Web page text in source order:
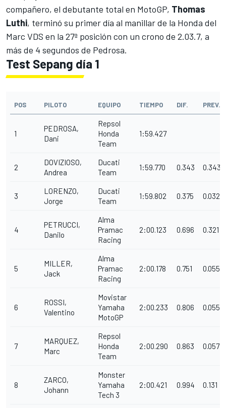
compañero, el debutante total en MotoGP, Thomas
Luthi, terminó su primer día al manillar de la Honda del
Marc VDS en la 27ª posición con un crono de 2.03.7, a
más de 4 segundos de Pedrosa.
Test Sepang día 1
POS PILOTO EQUIPO TIEMPO DIF. PREV.
1
PEDROSA,
Dani
Repsol
Honda
Team
1:59.427
2
DOVIZIOSO,
Andrea
Ducati
Team
1:59.770 0.343 0.343
3
LORENZO,
Jorge
Ducati
Team
1:59.802 0.375 0.032
4
PETRUCCI,
Danilo
Alma
Pramac
Racing
2:00.123 0.696 0.321
5
MILLER,
Jack
Alma
Pramac
Racing
2:00.178 0.751 0.055
6
ROSSI,
Valentino
Movistar
Yamaha
MotoGP
2:00.233 0.806 0.055
7
MARQUEZ,
Marc
Repsol
Honda
Team
2:00.290 0.863 0.057
8
ZARCO,
Johann
Monster
Yamaha
Tech 3
2:00.421 0.994 0.131